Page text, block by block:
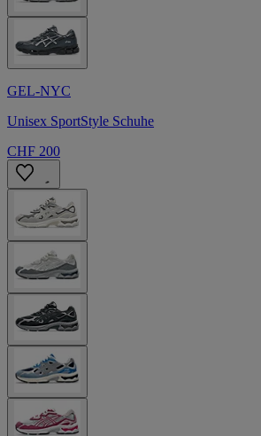
GEL-NYC
Unisex SportStyle Schuhe
CHF 200